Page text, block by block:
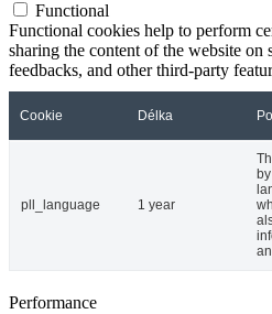
Functional
Functional cookies help to perform
sharing the content of the website
feedbacks, and other third-party
Cookie Délka
pll_language 1 year
Performance